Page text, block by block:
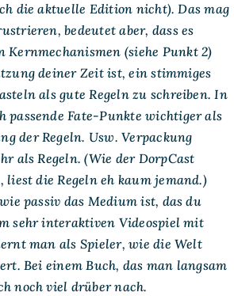
die aktuelle Edition nicht). Das mag
bedeutet aber, dass es
Kernmechanismen (siehe Punkt 2)
deiner Zeit ist, ein stimmiges
als gute Regeln zu schreiben. In
passende Fate-Punkte wichtiger als
der Regeln. Usw. Verpackung
als Regeln. (Wie der DorpCast
liest die Regeln eh kaum jemand.)
passiv das Medium ist, das du
sehr interaktiven Videospiel mit
man als Spieler, wie die Welt
Bei einem Buch, das man langsam
noch viel drüber nach.